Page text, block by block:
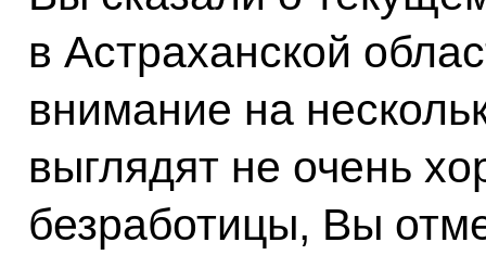
в Астраханской
внимание на
выглядят не очень
безработицы, Вы